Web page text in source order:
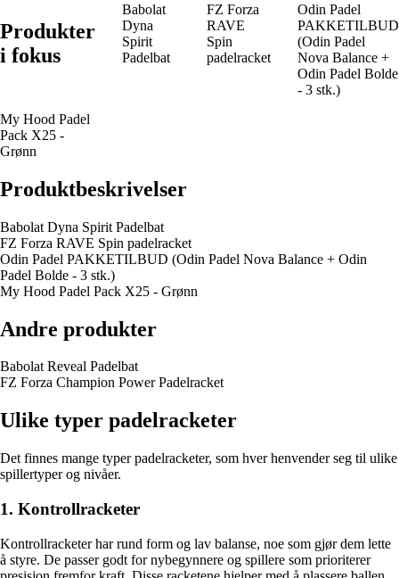
Produkter
i fokus
Babolat
Dyna
Spirit
Padelbat
FZ Forza
RAVE
Spin
padelracket
Odin Padel
PAKKETILBUD
(Odin Padel
Nova Balance +
Odin Padel Bolde
- 3 stk.)
My Hood Padel
Pack X25 -
Grønn
Produktbeskrivelser
Babolat Dyna Spirit Padelbat
FZ Forza RAVE Spin padelracket
Odin Padel PAKKETILBUD (Odin Padel Nova Balance + Odin
Padel Bolde - 3 stk.)
My Hood Padel Pack X25 - Grønn
Andre produkter
Babolat Reveal Padelbat
FZ Forza Champion Power Padelracket
Ulike typer padelracketer
Det finnes mange typer padelracketer, som hver henvender seg til ulike
spillertyper og nivåer.
1. Kontrollracketer
Kontrollracketer har rund form og lav balanse, noe som gjør dem lette
å styre. De passer godt for nybegynnere og spillere som prioriterer